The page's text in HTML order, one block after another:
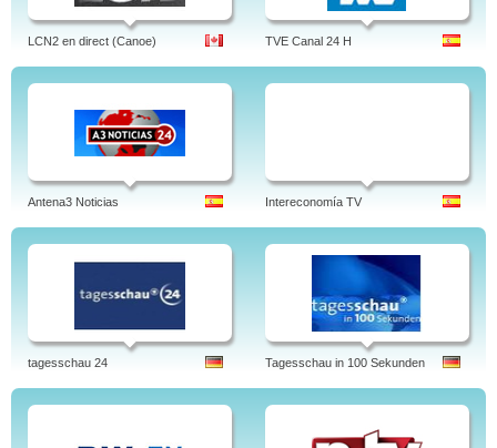
LCN2 en direct (Canoe) TVE Canal 24 H
Antena3 Noticias Intereconomía TV
tagesschau 24 Tagesschau in 100 Sekunden